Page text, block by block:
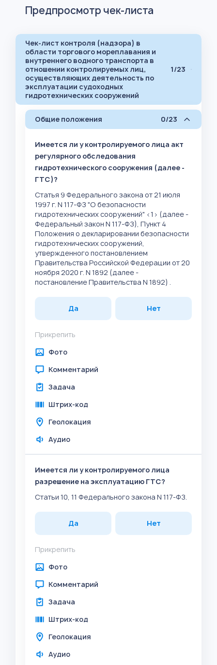
Предпросмотр чек-листа
Чек-лист контроля (надзора) в
области торгового мореплавания и
внутреннего водного транспорта в
отношении контролируемых лиц,
осуществляющих деятельность по
эксплуатации судоходных
гидротехнических сооружений
1/23
Общие положения 0/23
Имеется ли у контролируемого лица акт
регулярного обследования
гидротехнического сооружения (далее -
ГТС)?
Статья 9 Федерального закона от 21 июля
1997 г. N 117-ФЗ "О безопасности
гидротехнических сооружений" <1> (далее -
Федеральный закон N 117-ФЗ), Пункт 4
Положения о декларировании безопасности
гидротехнических сооружений,
утвержденного постановлением
Правительства Российской Федерации от 20
ноября 2020 г. N 1892 (далее -
постановление Правительства N 1892) .
Да Нет
Прикрепить
Фото
Комментарий
Задача
Штрих-код
Геолокация
Аудио
Имеется ли у контролируемого лица
разрешение на эксплуатацию ГТС?
Статьи 10, 11 Федерального закона N 117-ФЗ.
Да Нет
Прикрепить
Фото
Комментарий
Задача
Штрих-код
Геолокация
Аудио